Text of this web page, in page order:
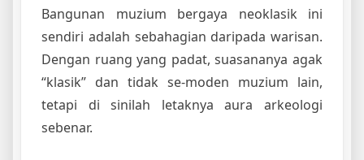
Bangunan muzium bergaya neoklasik ini
sendiri adalah sebahagian daripada warisan.
Dengan ruang yang padat, suasananya agak
“klasik” dan tidak se-moden muzium lain,
tetapi di sinilah letaknya aura arkeologi
sebenar.